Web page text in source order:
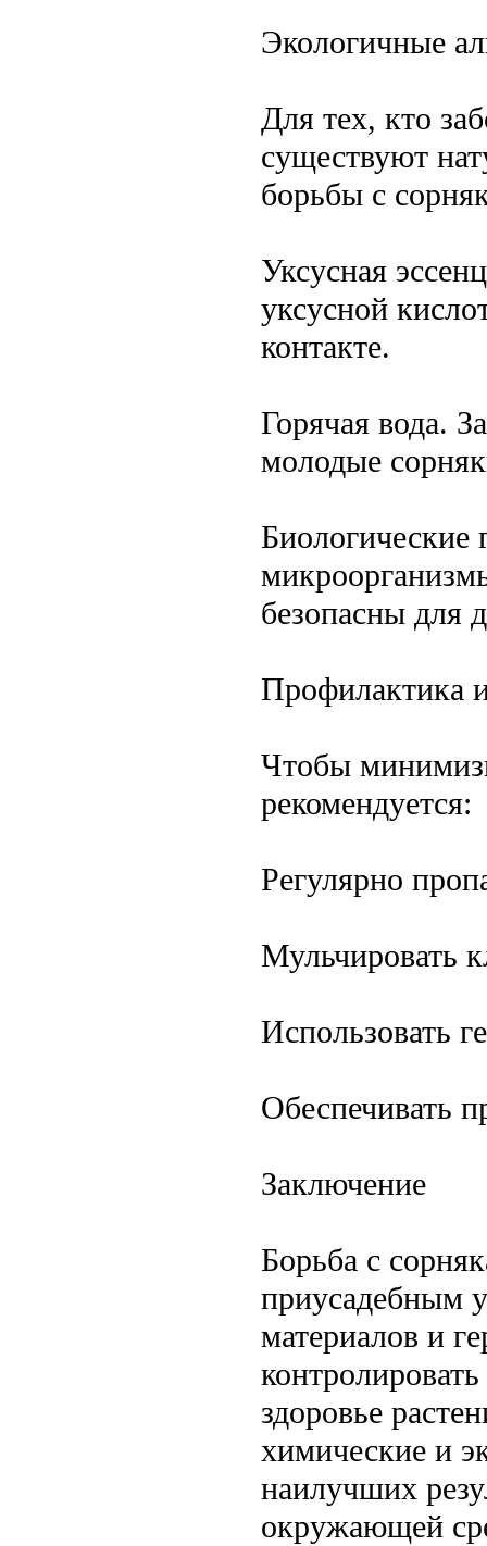
Экологичные
Для тех, кто
существуют
борьбы с
Уксусная
уксусной
контакте.
Горячая вода.
молодые
Биологические
безопасны для
Профилактика
Чтобы
рекомендуется:
Регулярно
Мульчировать
Использовать
Обеспечивать
Заключение
Борьба с
приусадебным
материалов и
здоровье
химические и
наилучших
окружающей